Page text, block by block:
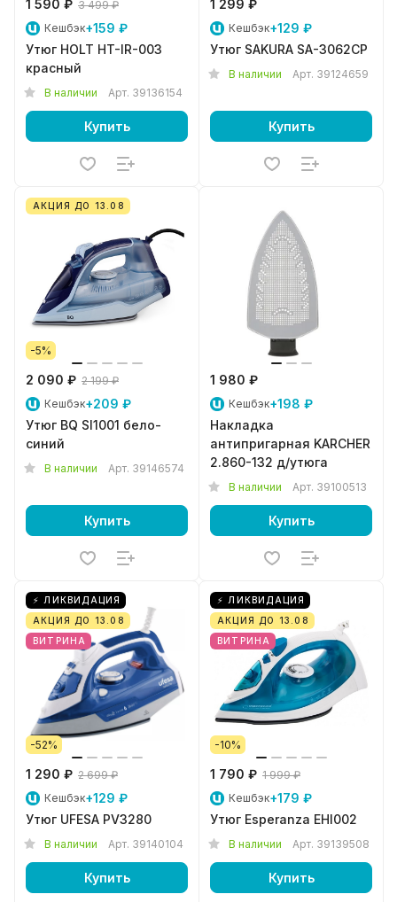
1 590 ₽ 3 499 ₽
Кешбэк+159 ₽
Утюг HOLT HT-IR-003
красный
В наличии Арт. 39136154
Купить
1 299 ₽
Кешбэк+129 ₽
Утюг SAKURA SA-3062CP
В наличии Арт. 39124659
Купить
АКЦИЯ ДО 13.08
-5%
2 090 ₽ 2 199 ₽
Кешбэк+209 ₽
Утюг BQ SI1001 бело-
синий
В наличии Арт. 39146574
Купить
1 980 ₽
Кешбэк+198 ₽
Накладка
антипригарная KARCHER
2.860-132 д/утюга
В наличии Арт. 39100513
Купить
⚡ ЛИКВИДАЦИЯ
АКЦИЯ ДО 13.08
ВИТРИНА
-52%
1 290 ₽ 2 699 ₽
Кешбэк+129 ₽
Утюг UFESA PV3280
В наличии Арт. 39140104
Купить
⚡ ЛИКВИДАЦИЯ
АКЦИЯ ДО 13.08
ВИТРИНА
-10%
1 790 ₽ 1 999 ₽
Кешбэк+179 ₽
Утюг Esperanza EHI002
В наличии Арт. 39139508
Купить